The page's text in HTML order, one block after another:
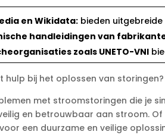
en Wikidata: bieden
handleidingen van
zoals UNETO-VNI
hulp bij het oplossen van
met stroomstoringen die je
en betrouwbaar aan stroom.​
een duurzame en veilige